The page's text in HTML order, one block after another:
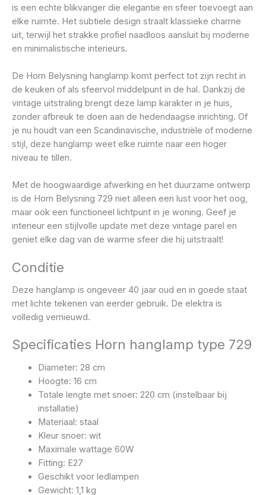
is een echte blikvanger die elegantie en sfeer toevoegt aan
elke ruimte. Het subtiele design straalt klassieke charme
uit, terwijl het strakke profiel naadloos aansluit bij moderne
en minimalistische interieurs.
De Horn Belysning hanglamp komt perfect tot zijn recht in
de keuken of als sfeervol middelpunt in de hal. Dankzij de
vintage uitstraling brengt deze lamp karakter in je huis,
zonder afbreuk te doen aan de hedendaagse inrichting. Of
je nu houdt van een Scandinavische, industriële of moderne
stijl, deze hanglamp weet elke ruimte naar een hoger
niveau te tillen.
Met de hoogwaardige afwerking en het duurzame ontwerp
is de Horn Belysning 729 niet alleen een lust voor het oog,
maar ook een functioneel lichtpunt in je woning. Geef je
interieur een stijlvolle update met deze vintage parel en
geniet elke dag van de warme sfeer die hij uitstraalt!
Conditie
Deze hanglamp is ongeveer 40 jaar oud en in goede staat
met lichte tekenen van eerder gebruik. De elektra is
volledig vernieuwd.
Specificaties Horn hanglamp type 729
Diameter: 28 cm
Hoogte: 16 cm
Totale lengte met snoer: 220 cm (instelbaar bij
installatie)
Materiaal: staal
Kleur snoer: wit
Maximale wattage 60W
Fitting: E27
Geschikt voor ledlampen
Gewicht: 1,1 kg